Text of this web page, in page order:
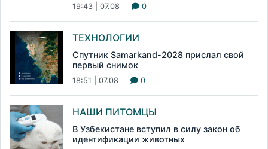
19:43 | 07.08 0
ТЕХНОЛОГИИ
Спутник Samarkand-2028 прислал свой
первый снимок
18:51 | 07.08 0
НАШИ ПИТОМЦЫ
В Узбекистане вступил в силу закон об
идентификации животных